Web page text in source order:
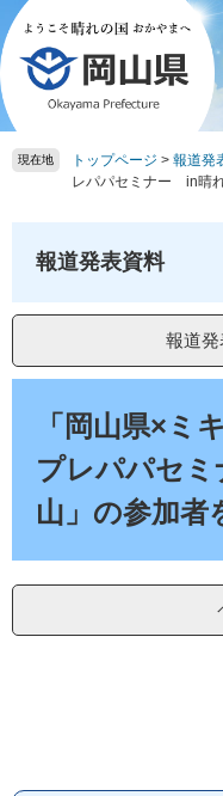
ペ
ー
ジ
の
先
頭
メ
ニ
ュ
ー
を
飛
現在地 トップページ > 報道発
レパパセミナー in晴
報道発表資料
報道
「岡山県×ミ
プレパパセ
山」の参加者